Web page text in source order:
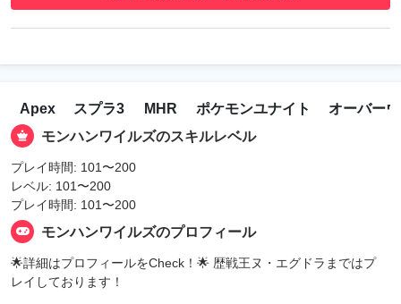
Apex スプラ3 MHR ポケモンユナイト
オーバー
モンハンワイルズのスキルレベル
プレイ時間: 101〜200
レベル: 101〜200
プレイ時間: 101〜200
モンハンワイルズのプロフィール
🌟詳細はプロフィールをCheck！🌟 歴戦王ヌ・エグドラまではプ
レイしております！